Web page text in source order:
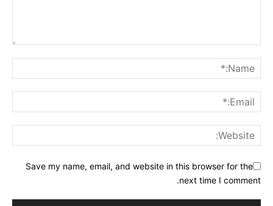
Save my name, email, and website in this browser for the
next time I comment.